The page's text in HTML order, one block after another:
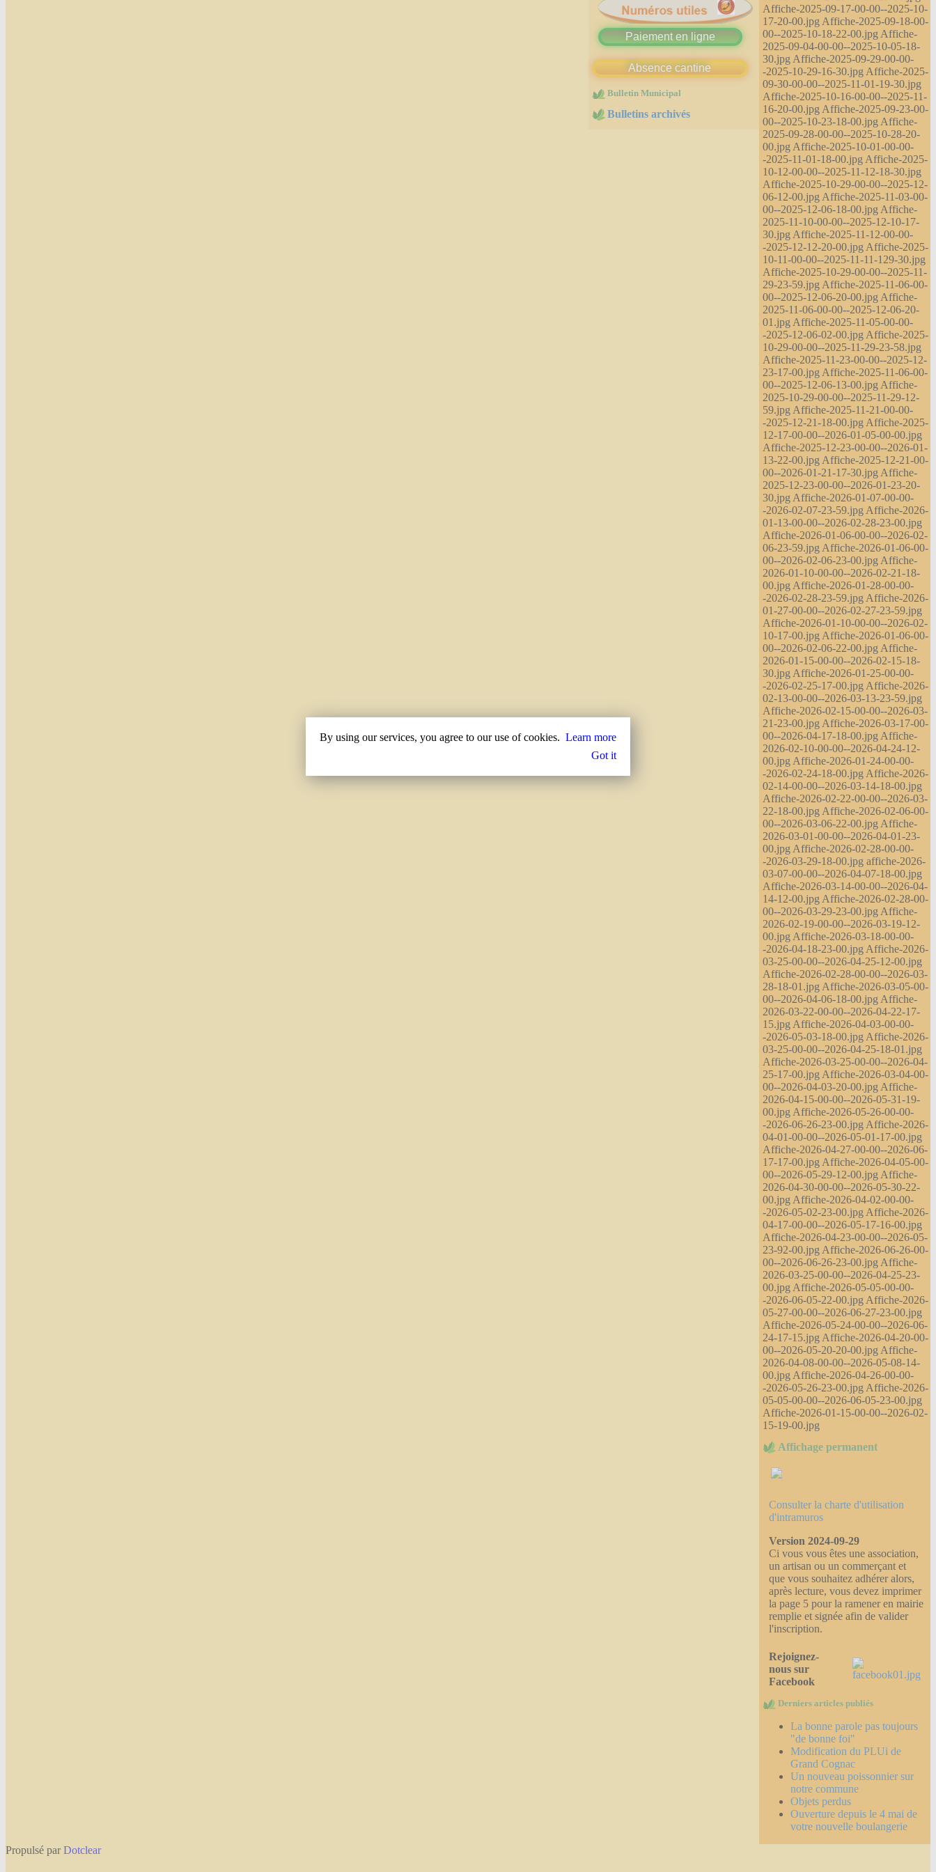
Paiement en ligne
Absence cantine
Bulletin Municipal
Bulletins archivés
Affiche-2025-09-17-00-00--2025-10-
17-20-00.jpg Affiche-2025-09-18-00-
00--2025-10-18-22-00.jpg Affiche-
2025-09-04-00-00--2025-10-05-18-
30.jpg Affiche-2025-09-29-00-00-
-2025-10-29-16-30.jpg Affiche-2025-
09-30-00-00--2025-11-01-19-30.jpg
Affiche-2025-10-16-00-00--2025-11-
16-20-00.jpg Affiche-2025-09-23-00-
00--2025-10-23-18-00.jpg Affiche-
2025-09-28-00-00--2025-10-28-20-
00.jpg Affiche-2025-10-01-00-00-
-2025-11-01-18-00.jpg Affiche-2025-
10-12-00-00--2025-11-12-18-30.jpg
Affiche-2025-10-29-00-00--2025-12-
06-12-00.jpg Affiche-2025-11-03-00-
00--2025-12-06-18-00.jpg Affiche-
2025-11-10-00-00--2025-12-10-17-
30.jpg Affiche-2025-11-12-00-00-
-2025-12-12-20-00.jpg Affiche-2025-
10-11-00-00--2025-11-11-129-30.jpg
Affiche-2025-10-29-00-00--2025-11-
29-23-59.jpg Affiche-2025-11-06-00-
00--2025-12-06-20-00.jpg Affiche-
2025-11-06-00-00--2025-12-06-20-
01.jpg Affiche-2025-11-05-00-00-
-2025-12-06-02-00.jpg Affiche-2025-
10-29-00-00--2025-11-29-23-58.jpg
Affiche-2025-11-23-00-00--2025-12-
23-17-00.jpg Affiche-2025-11-06-00-
00--2025-12-06-13-00.jpg Affiche-
2025-10-29-00-00--2025-11-29-12-
59.jpg Affiche-2025-11-21-00-00-
-2025-12-21-18-00.jpg Affiche-2025-
12-17-00-00--2026-01-05-00-00.jpg
Affiche-2025-12-23-00-00--2026-01-
13-22-00.jpg Affiche-2025-12-21-00-
00--2026-01-21-17-30.jpg Affiche-
2025-12-23-00-00--2026-01-23-20-
30.jpg Affiche-2026-01-07-00-00-
-2026-02-07-23-59.jpg Affiche-2026-
01-13-00-00--2026-02-28-23-00.jpg
Affiche-2026-01-06-00-00--2026-02-
06-23-59.jpg Affiche-2026-01-06-00-
00--2026-02-06-23-00.jpg Affiche-
2026-01-10-00-00--2026-02-21-18-
00.jpg Affiche-2026-01-28-00-00-
-2026-02-28-23-59.jpg Affiche-2026-
01-27-00-00--2026-02-27-23-59.jpg
Affiche-2026-01-10-00-00--2026-02-
10-17-00.jpg Affiche-2026-01-06-00-
00--2026-02-06-22-00.jpg Affiche-
2026-01-15-00-00--2026-02-15-18-
30.jpg Affiche-2026-01-25-00-00-
-2026-02-25-17-00.jpg Affiche-2026-
02-13-00-00--2026-03-13-23-59.jpg
Affiche-2026-02-15-00-00--2026-03-
21-23-00.jpg Affiche-2026-03-17-00-
00--2026-04-17-18-00.jpg Affiche-
2026-02-10-00-00--2026-04-24-12-
00.jpg Affiche-2026-01-24-00-00-
-2026-02-24-18-00.jpg Affiche-2026-
02-14-00-00--2026-03-14-18-00.jpg
Affiche-2026-02-22-00-00--2026-03-
22-18-00.jpg Affiche-2026-02-06-00-
00--2026-03-06-22-00.jpg Affiche-
2026-03-01-00-00--2026-04-01-23-
00.jpg Affiche-2026-02-28-00-00-
-2026-03-29-18-00.jpg affiche-2026-
03-07-00-00--2026-04-07-18-00.jpg
Affiche-2026-03-14-00-00--2026-04-
14-12-00.jpg Affiche-2026-02-28-00-
00--2026-03-29-23-00.jpg Affiche-
2026-02-19-00-00--2026-03-19-12-
00.jpg Affiche-2026-03-18-00-00-
-2026-04-18-23-00.jpg Affiche-2026-
03-25-00-00--2026-04-25-12-00.jpg
Affiche-2026-02-28-00-00--2026-03-
28-18-01.jpg Affiche-2026-03-05-00-
00--2026-04-06-18-00.jpg Affiche-
2026-03-22-00-00--2026-04-22-17-
15.jpg Affiche-2026-04-03-00-00-
-2026-05-03-18-00.jpg Affiche-2026-
03-25-00-00--2026-04-25-18-01.jpg
Affiche-2026-03-25-00-00--2026-04-
25-17-00.jpg Affiche-2026-03-04-00-
00--2026-04-03-20-00.jpg Affiche-
2026-04-15-00-00--2026-05-31-19-
00.jpg Affiche-2026-05-26-00-00-
-2026-06-26-23-00.jpg Affiche-2026-
04-01-00-00--2026-05-01-17-00.jpg
Affiche-2026-04-27-00-00--2026-06-
17-17-00.jpg Affiche-2026-04-05-00-
00--2026-05-29-12-00.jpg Affiche-
2026-04-30-00-00--2026-05-30-22-
00.jpg Affiche-2026-04-02-00-00-
-2026-05-02-23-00.jpg Affiche-2026-
04-17-00-00--2026-05-17-16-00.jpg
Affiche-2026-04-23-00-00--2026-05-
23-92-00.jpg Affiche-2026-06-26-00-
00--2026-06-26-23-00.jpg Affiche-
2026-03-25-00-00--2026-04-25-23-
00.jpg Affiche-2026-05-05-00-00-
-2026-06-05-22-00.jpg Affiche-2026-
05-27-00-00--2026-06-27-23-00.jpg
Affiche-2026-05-24-00-00--2026-06-
24-17-15.jpg Affiche-2026-04-20-00-
00--2026-05-20-20-00.jpg Affiche-
2026-04-08-00-00--2026-05-08-14-
00.jpg Affiche-2026-04-26-00-00-
-2026-05-26-23-00.jpg Affiche-2026-
05-05-00-00--2026-06-05-23-00.jpg
Affiche-2026-01-15-00-00--2026-02-
15-19-00.jpg
Affichage permanent
Consulter la charte d'utilisation
d'intramuros
Version 2024-09-29
Ci vous vous êtes une association,
un artisan ou un commerçant et
que vous souhaitez adhérer alors,
après lecture, vous devez imprimer
la page 5 pour la ramener en mairie
remplie et signée afin de valider
l'inscription.
Rejoignez-
nous sur
Facebook
Derniers articles publiés
La bonne parole pas toujours
"de bonne foi"
Modification du PLUi de
Grand Cognac
Un nouveau poissonnier sur
notre commune
Objets perdus
Ouverture depuis le 4 mai de
votre nouvelle boulangerie
Propulsé parDotclear
By using our services, you agree to our use of cookies. Learn more
Got it